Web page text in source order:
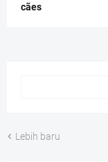
cães
Lebih baru